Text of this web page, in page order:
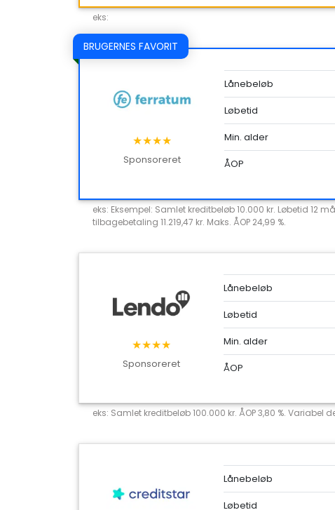
eks:
BRUGERNES FAVORIT
★★★★
Sponsoreret
Lånebeløb
Løbetid
Min. alder
ÅOP
eks: Eksempel: Samlet kreditbeløb 10.000 kr. Løbetid 12
tilbagebetaling 11.219,47 kr. Maks. ÅOP 24,99 %.
★★★★
Sponsoreret
Lånebeløb
Løbetid
Min. alder
ÅOP
eks: Samlet kreditbeløb 100.000 kr. ÅOP 3,80 %. Variabel
Lånebeløb
Løbetid